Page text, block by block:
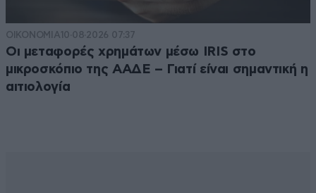
ΟΙΚΟΝΟΜΙΑ10·08·2026 07:37
Οι μεταφορές χρημάτων μέσω IRIS στο
μικροσκόπιο της ΑΑΔΕ – Γιατί είναι σημαντική η
αιτιολογία